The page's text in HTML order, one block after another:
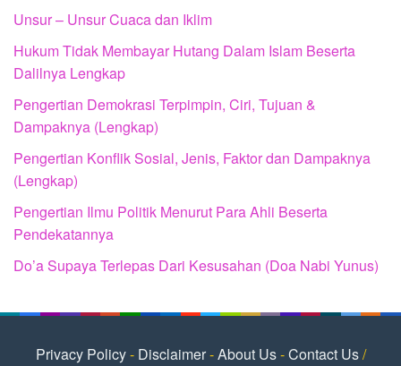
Unsur – Unsur Cuaca dan Iklim
Hukum Tidak Membayar Hutang Dalam Islam Beserta
Dalilnya Lengkap
Pengertian Demokrasi Terpimpin, Ciri, Tujuan &
Dampaknya (Lengkap)
Pengertian Konflik Sosial, Jenis, Faktor dan Dampaknya
(Lengkap)
Pengertian Ilmu Politik Menurut Para Ahli Beserta
Pendekatannya
Do’a Supaya Terlepas Dari Kesusahan (Doa Nabi Yunus)
Privacy Policy- Disclaimer-About Us-Contact Us/